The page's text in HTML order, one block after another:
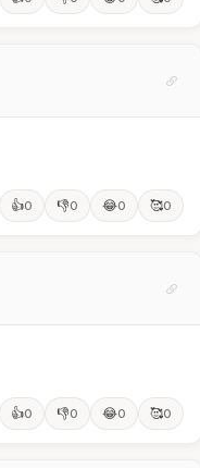
👍0 👎0 😂0 🥰0
👍0 👎0 😂0 🥰0